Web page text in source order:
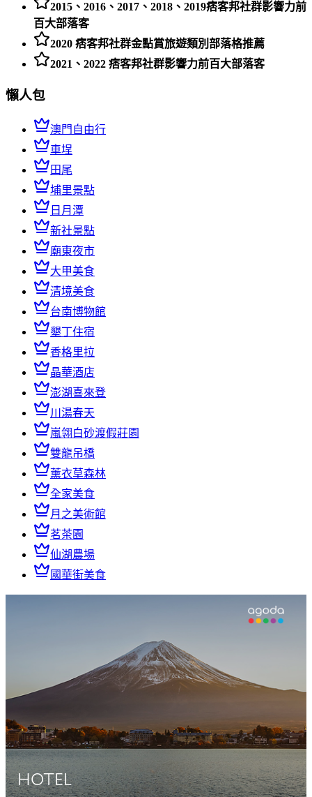
2015、2016、2017、2018、2019痞客邦社群影響力前
百大部落客
2020 痞客邦社群金點賞旅遊類別部落格推薦
2021、2022 痞客邦社群影響力前百大部落客
懶人包
澳門自由行
車埕
田尾
埔里景點
日月潭
新社景點
廟東夜市
大甲美食
清境美食
台南博物館
墾丁住宿
香格里拉
晶華酒店
澎湖喜來登
川湯春天
嵐翎白砂渡假莊園
雙龍吊橋
薰衣草森林
全家美食
月之美術館
茗茶園
仙湖農場
國華街美食